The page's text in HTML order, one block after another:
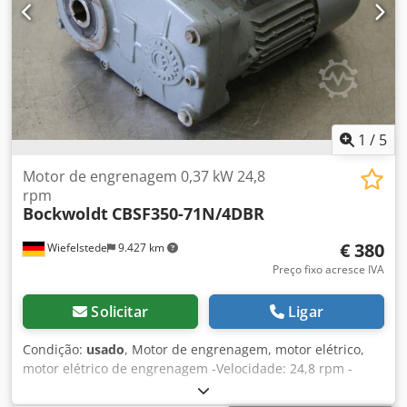
1 / 5
Wiefelstede 9.427 km
Motor de engrenagem 0,37 kW 24,8
rpm
Bockwoldt CBSF350-71N/4DBR
€ 380
Preço fixo acresce IVA
Solicitar Ligar
Condição: usado, Motor de engrenagem, motor elétrico,
motor elétrico de engrenagem -Velocidade: 24,8 rpm -
Potência: 0.37 kW -Diameter eixo oco: Ø 30 mm -